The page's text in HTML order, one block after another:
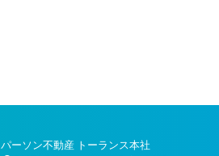
パーソン不動産 トーランス本社